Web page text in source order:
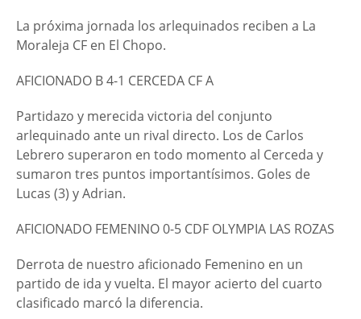
La próxima jornada los arlequinados reciben a La
Moraleja CF en El Chopo.
AFICIONADO B 4-1 CERCEDA CF A
Partidazo y merecida victoria del conjunto
arlequinado ante un rival directo. Los de Carlos
Lebrero superaron en todo momento al Cerceda y
sumaron tres puntos importantísimos. Goles de
Lucas (3) y Adrian.
AFICIONADO FEMENINO 0-5 CDF OLYMPIA LAS ROZAS
Derrota de nuestro aficionado Femenino en un
partido de ida y vuelta. El mayor acierto del cuarto
clasificado marcó la diferencia.